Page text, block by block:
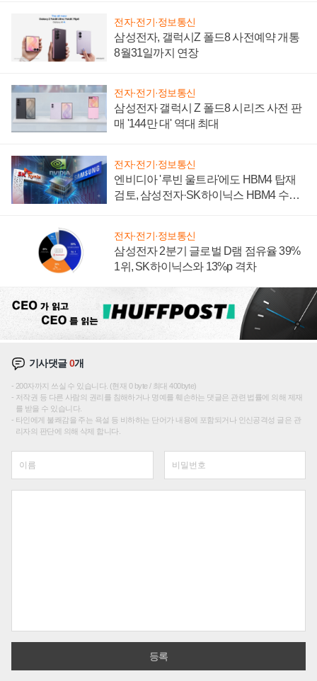
전자·전기·정보통신
삼성전자, 갤럭시Z 폴드8 사전예약 개통
8월31일까지 연장
전자·전기·정보통신
삼성전자 갤럭시 Z 폴드8 시리즈 사전 판
매 '144만 대' 역대 최대
전자·전기·정보통신
엔비디아 '루빈 울트라'에도 HBM4 탑재
검토, 삼성전자·SK하이닉스 HBM4 수율
전자·전기·정보통신
삼성전자 2분기 글로벌 D램 점유율 39%
1위, SK하이닉스와 13%p 격차
기사댓글0개
200자까지 쓰실 수 있습니다. (현재 0 byte / 최대 400byte)
저작권 등 다른 사람의 권리를 침해하거나 명예를 훼손하는 댓글은 관련 법률에 의해 제재
를 받을 수 있습니다.
타인에게 불쾌감을 주는 욕설 등 비하하는 단어가 내용에 포함되거나 인신공격성 글은 관
리자의 판단에 의해 삭제 합니다.